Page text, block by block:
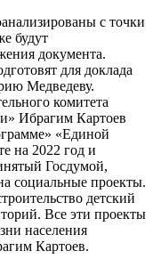
с точки
будут
документа.
для доклада
Медведеву.
комитета
Ибрагим Картоев
«Единой
на 2022 год и
Госдумой,
социальные проекты.
детский
Все эти проекты
населения
Картоев.